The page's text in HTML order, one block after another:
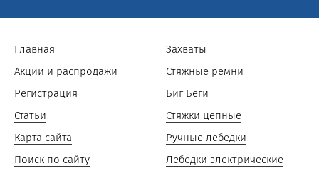
Главная
Акции и распродажи
Регистрация
Статьи
Карта сайта
Поиск по сайту
Захваты
Стяжные ремни
Биг Беги
Стяжки цепные
Ручные лебедки
Лебедки электрические